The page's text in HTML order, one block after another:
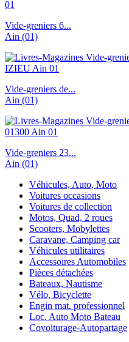
Vide-greniers 6...
Ain (01)
Vide-greniers de...
Ain (01)
Vide-greniers 23...
Ain (01)
Véhicules, Auto, Moto
Voitures occasions
Voitures de collection
Motos, Quad, 2 roues
Scooters, Mobylettes
Caravane, Camping car
Véhicules utilitaires
Accessoires Automobiles
Pièces détachées
Bateaux, Nautisme
Vélo, Bicyclette
Engin mat. professionnel
Loc. Auto Moto Bateau
Covoiturage-Autopartage